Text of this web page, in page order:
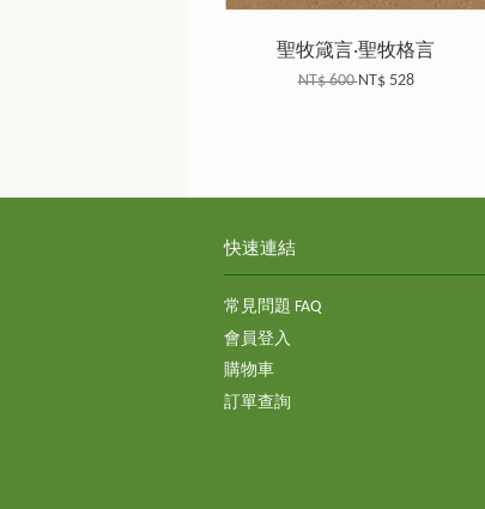
聖牧箴言‧聖牧格言
NT$ 600NT$ 528
快速連結
常見問題 FAQ
會員登入
購物車
訂單查詢